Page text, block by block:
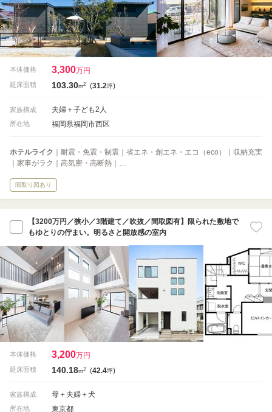
本体価格 3,300万円
延床面積 103.30m2 (31.2坪)
家族構成 夫婦＋子ども2人
所在地 福岡県福岡市西区
ホテルライク ｜耐震・免震・制震｜省エネ・創エネ・エコ（eco）｜収納充実
｜家事がラク｜高気密・高断熱｜…
間取り図あり
【3200万円／狭小／3階建て／吹抜／間取図有】限られた敷地で
もゆとりの佇まい。明るさと開放感の室内
本体価格 3,200万円
延床面積 140.18m2 (42.4坪)
家族構成 母＋夫婦＋犬
所在地 東京都